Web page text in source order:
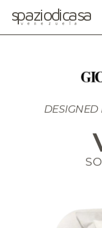
DESIGNED
spaziodicasa
venezuela